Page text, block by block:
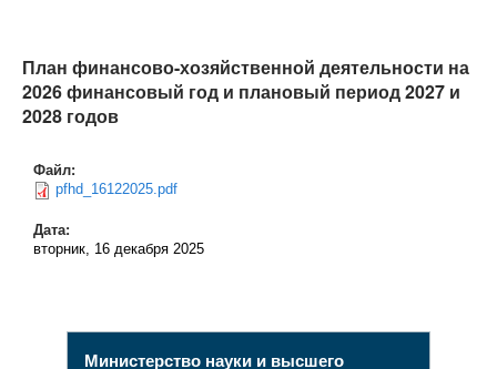
План финансово-хозяйственной деятельности на
2026 финансовый год и плановый период 2027 и
2028 годов
Файл:
pfhd_16122025.pdf
Дата:
вторник, 16 декабря 2025
Министерство науки и высшего